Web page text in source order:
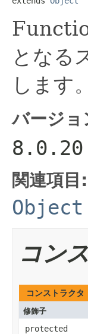
となる
します。
バージョ
8.0.20
関連項目:
Object
コン
コンストラクタ
修飾子
protected